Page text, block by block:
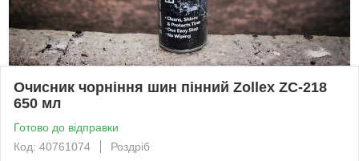
Очисник чорніння шин пінний Zollex ZC-218
650 мл
Готово до відправки
Код: 40761074
Роздріб